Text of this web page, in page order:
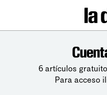
6 artículos
Para acceso